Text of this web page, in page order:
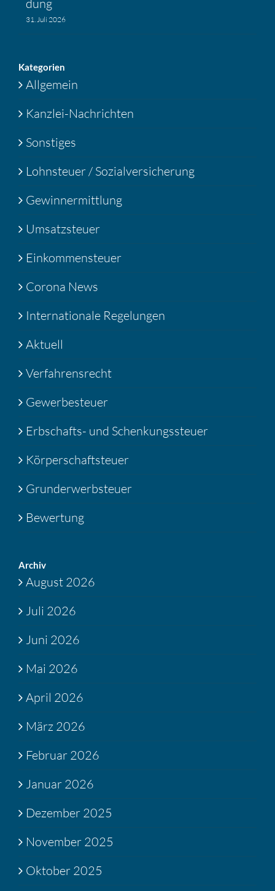
dung
31. Juli 2026
Katego­rien
Allgemein
Kanzlei-Nachrichten
Sonstiges
Lohnsteuer / Sozialversicherung
Gewinnermittlung
Umsatzsteuer
Einkommensteuer
Corona News
Internationale Regelungen
Aktuell
Verfahrensrecht
Gewerbesteuer
Erbschafts- und Schenkungssteuer
Körperschaftsteuer
Grunderwerbsteuer
Bewertung
Archiv
August 2026
Juli 2026
Juni 2026
Mai 2026
April 2026
März 2026
Februar 2026
Januar 2026
Dezember 2025
November 2025
Oktober 2025